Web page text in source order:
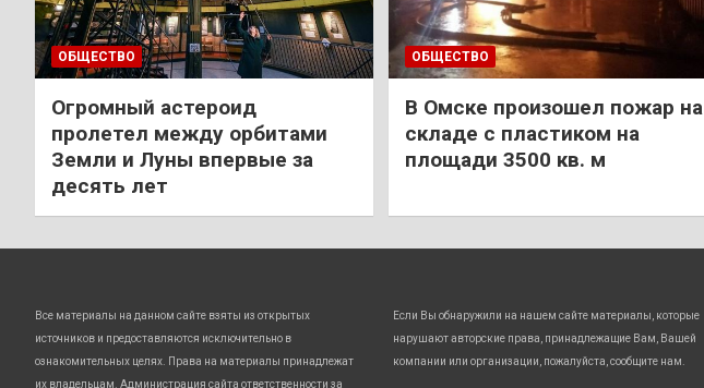
ОБЩЕСТВО
Огромный астероид
пролетел между орбитами
Земли и Луны впервые за
десять лет
ОБЩЕСТВО
В Омске произошел пожар на
складе с пластиком на
площади 3500 кв. м
Все материалы на данном сайте взяты из открытых
источников и предоставляются исключительно в
ознакомительных целях. Права на материалы принадлежат
их владельцам. Администрация сайта ответственности за
Если Вы обнаружили на нашем сайте материалы, которые
нарушают авторские права, принадлежащие Вам, Вашей
компании или организации, пожалуйста, сообщите нам.